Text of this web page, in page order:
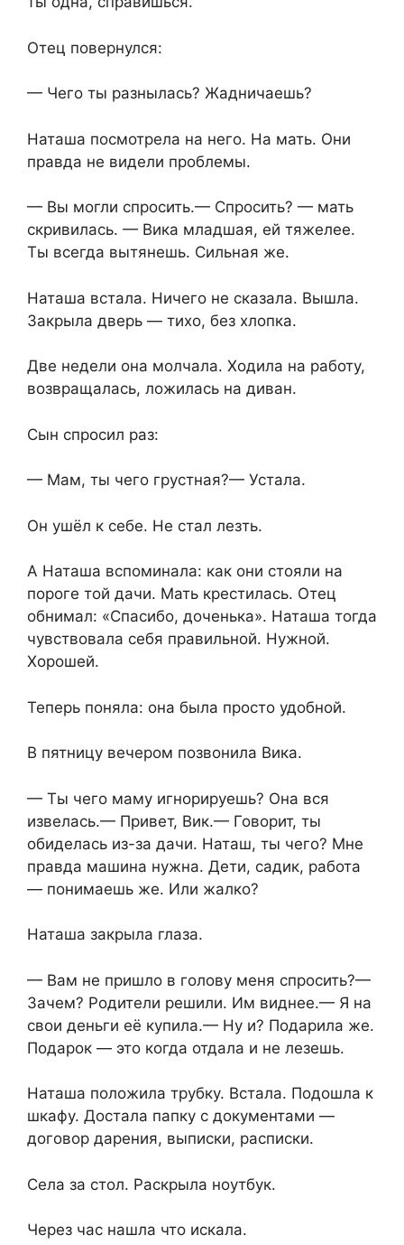
Отец повернулся:
— Чего ты разнылась? Жадничаешь?
Наташа посмотрела на него. На мать. Они
правда не видели проблемы.
— Вы могли спросить.— Спросить? — мать
скривилась. — Вика младшая, ей тяжелее.
Ты всегда вытянешь. Сильная же.
Наташа встала. Ничего не сказала. Вышла.
Закрыла дверь — тихо, без хлопка.
Две недели она молчала. Ходила на работу,
возвращалась, ложилась на диван.
Сын спросил раз:
— Мам, ты чего грустная?— Устала.
Он ушёл к себе. Не стал лезть.
А Наташа вспоминала: как они стояли на
пороге той дачи. Мать крестилась. Отец
обнимал: «Спасибо, доченька». Наташа тогда
чувствовала себя правильной. Нужной.
Хорошей.
Теперь поняла: она была просто удобной.
В пятницу вечером позвонила Вика.
— Ты чего маму игнорируешь? Она вся
извелась.— Привет, Вик.— Говорит, ты
обиделась из-за дачи. Наташ, ты чего? Мне
правда машина нужна. Дети, садик, работа
— понимаешь же. Или жалко?
Наташа закрыла глаза.
— Вам не пришло в голову меня спросить?—
Зачем? Родители решили. Им виднее.— Я на
свои деньги её купила.— Ну и? Подарила же.
Подарок — это когда отдала и не лезешь.
Наташа положила трубку. Встала. Подошла к
шкафу. Достала папку с документами —
договор дарения, выписки, расписки.
Села за стол. Раскрыла ноутбук.
Через час нашла что искала.